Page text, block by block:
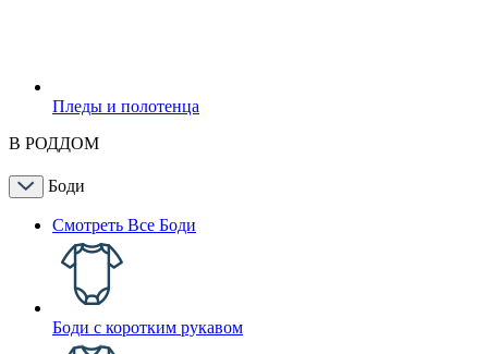
Пледы и полотенца
В РОДДОМ
Боди
Смотреть Все Боди
Боди с коротким рукавом